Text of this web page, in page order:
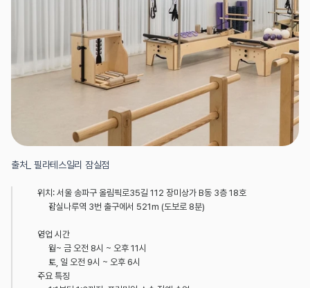
출처_ 필라테스일리 잠실점
위치: 서울 송파구 올림픽로35길 112 장미상가 B동 3층 18호
잠실나루역 3번 출구에서 521m (도보로 8분)
영업 시간
월~ 금 오전 8시 ~ 오후 11시
토, 일 오전 9시 ~ 오후 6시
주요 특징